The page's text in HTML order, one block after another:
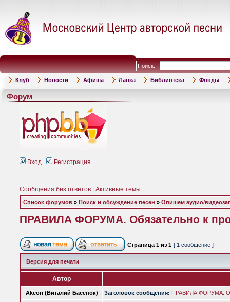
Поиск:
Клуб Новости Афиша Лавка Библиотека Фонды
Форум
Вход Регистрация
Сообщения без ответов Активные темы
Список форумов » Поиск и обсуждение песен » Опишем аудио/
ПРАВИЛА ФОРУМА. Обязательно к
Страница 1 из 1 [ 1 сообщение ]
Версия для печати
Автор
Akeon (Виталий Басенок) Заголовок сообщения: ПРАВИЛА ФОРУМА.